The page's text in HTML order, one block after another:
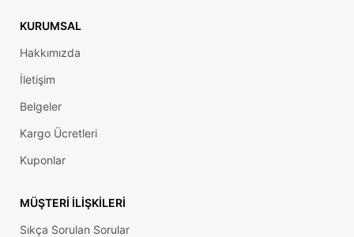
KURUMSAL
Hakkımızda
İletişim
Belgeler
Kargo Ücretleri
Kuponlar
MÜŞTERI İLIŞKILERI
Sıkça Sorulan Sorular